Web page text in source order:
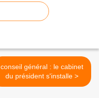
conseil général : le cabinet
du président s'installe >